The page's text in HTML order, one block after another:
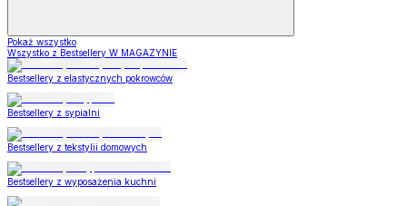
Pokaż wszystko
Wszystko z Bestsellery W MAGAZYNIE
Bestsellery z elastycznych pokrowców
Bestsellery z sypialni
Bestsellery z tekstylii domowych
Bestsellery z wyposażenia kuchni